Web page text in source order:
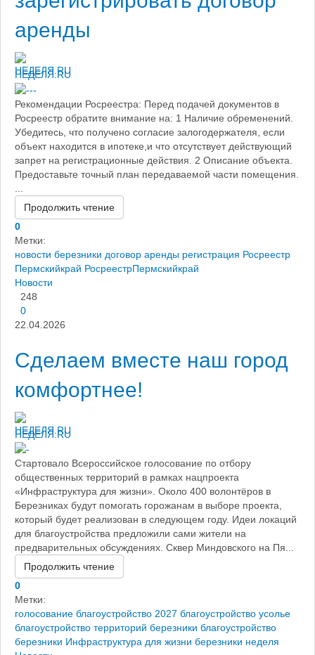
аренды
НЕДЕЛЯ.RU
Рекомендации Росреестра: Перед подачей документов в
Росреестр обратите внимание на: 1 Наличие обременений.
Убедитесь, что получено согласие залогодержателя, если
объект находится в ипотеке,и что отсутствует действующий
запрет на регистрационные действия. 2 Описание объекта.
Предоставьте точный план передаваемой части помещения.
Продолжить чтение
0
Метки:
новости березники договор аренды регистрация Росреестр
Пермскийкрай РосреестрПермскийкрай
Новости
248
0
22.04.2026
Сделаем вместе наш город
комфортнее!
НЕДЕЛЯ.RU
Стартовало Всероссийское голосование по отбору
общественных территорий в рамках нацпроекта
«Инфраструктура для жизни». Около 400 волонтёров в
Березниках будут помогать горожанам в выборе проекта,
который будет реализован в следующем году. Идеи локаций
для благоустройства предложили сами жители на
предварительных обсуждениях. Сквер Миндовского на Пя...
Продолжить чтение
0
Метки:
голосование благоустройство 2027 благоустройство усолье
благоустройство территорий березники благоустройство
березники Инфраструктура для жизни березники неделя